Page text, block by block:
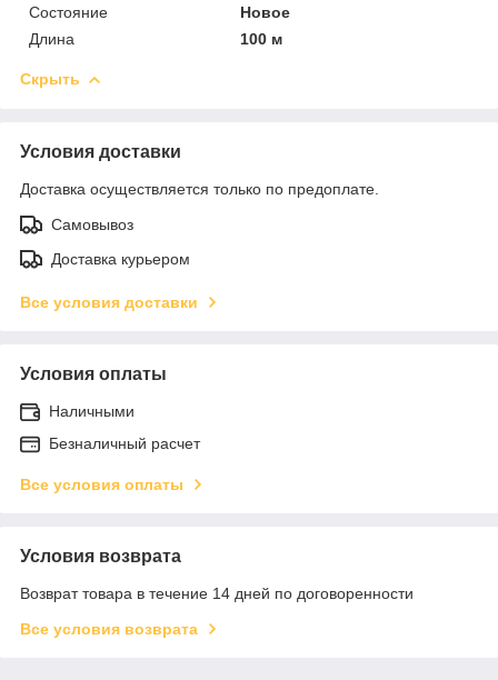
Состояние
Новое
Длина
100 м
Скрыть
Условия доставки
Доставка осуществляется только по предоплате.
Самовывоз
Доставка курьером
Все условия доставки
Условия оплаты
Наличными
Безналичный расчет
Все условия оплаты
Условия возврата
Возврат товара в течение 14 дней по договоренности
Все условия возврата